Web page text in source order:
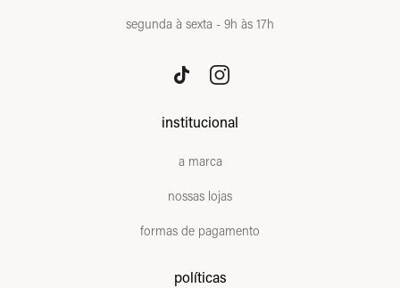
segunda à sexta - 9h às 17h
institucional
a marca
nossas lojas
formas de pagamento
políticas